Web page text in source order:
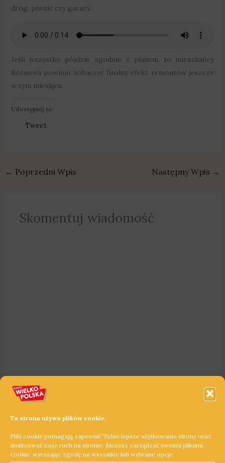
Ta strona używa plików cookie.
Pliki cookie pomagają zapewnić Tobie lepsze użytkowanie strony oraz
analizować nasz ruch na stronie. Możesz zarządzać swoimi plikami
cookie, wyrażając zgodę na wszystkie lub wybrane opcje.
dróg, piwnic czy garaży.
Jeśli wszystko pójdzie zgodnie z planem, to mieszkańcy
Rożnowa powinni zobaczyć finalny efekt remontów jeszcze
w tym miesiącu.
Udostępnij to:
Tweet
← Poprzedni Wpis Następny Wpis →
Skomentuj wiadomość